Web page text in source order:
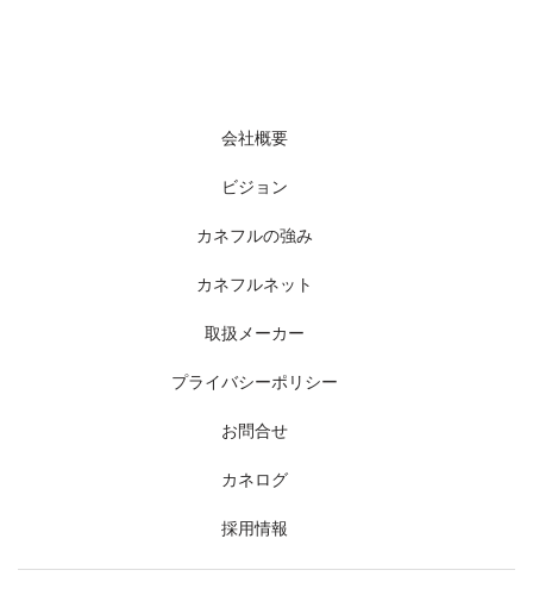
会社概要
ビジョン
カネフルの強み
カネフルネット
取扱メーカー
プライバシーポリシー
お問合せ
カネログ
採用情報